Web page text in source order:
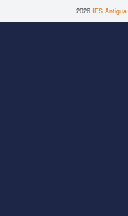
2026 IES